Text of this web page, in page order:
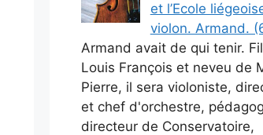
et l’Ecole
violon. Armand.
Armand avait de qui tenir.
Louis François et neveu de
Pierre, il sera violoniste,
et chef d'orchestre,
directeur de Conservatoire,